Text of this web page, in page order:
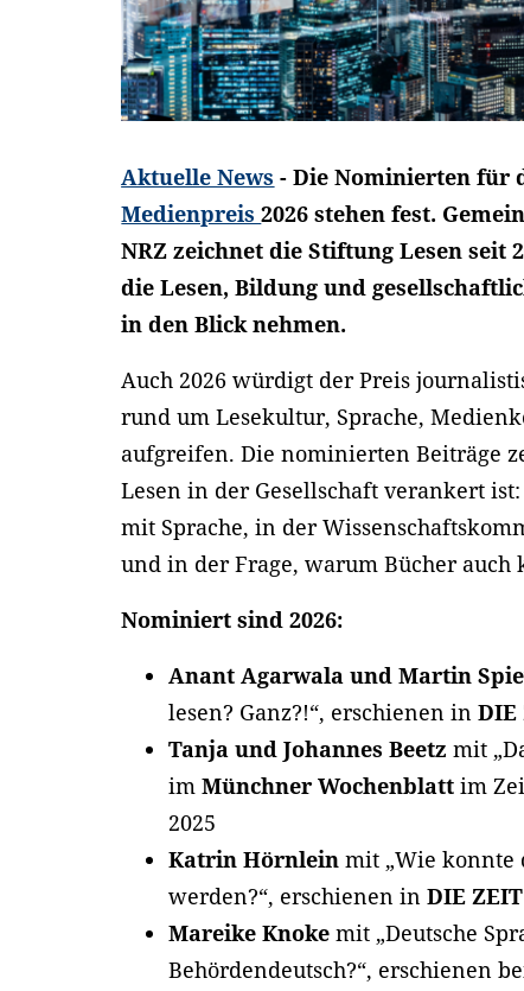
Aktuelle News - Die Nominierten für
Medienpreis2026 stehen fest.
NRZ zeichnet die Stiftung Lesen seit
die Lesen, Bildung und
in den Blick nehmen.
Auch 2026 würdigt der Preis
rund um Lesekultur, Sprache,
aufgreifen. Die nominierten Beiträge
Lesen in der Gesellschaft verankert
mit Sprache, in der
und in der Frage, warum Bücher
Nominiert sind 2026:
Anant Agarwala und Martin
lesen? Ganz?!“, erschienen inDIE
Tanja und Johannes Beetz mit
imMünchner Wochenblatt im
2025
Katrin Hörnlein mit „Wie konnte
werden?“, erschienen inDIE ZEIT
Mareike Knoke mit „Deutsche
Behördendeutsch?“, erschienen